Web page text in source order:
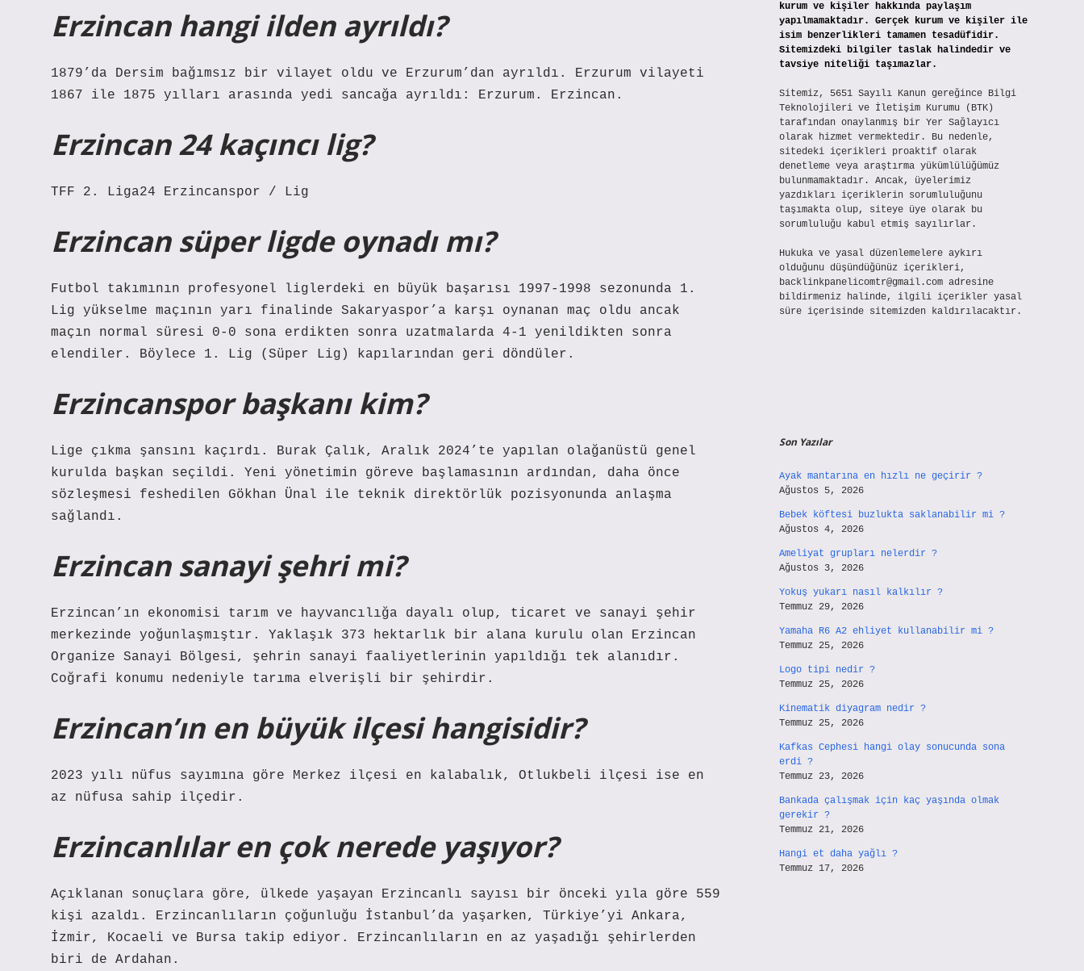
Erzincan hangi ilden ayrıldı?
1879’da Dersim bağımsız bir vilayet oldu ve Erzurum’dan ayrıldı. Erzurum vilayeti
1867 ile 1875 yılları arasında yedi sancağa ayrıldı: Erzurum. Erzincan.
Erzincan 24 kaçıncı lig?
TFF 2. Liga24 Erzincanspor / Lig
Erzincan süper ligde oynadı mı?
Futbol takımının profesyonel liglerdeki en büyük başarısı 1997-1998 sezonunda 1.
Lig yükselme maçının yarı finalinde Sakaryaspor’a karşı oynanan maç oldu ancak
maçın normal süresi 0-0 sona erdikten sonra uzatmalarda 4-1 yenildikten sonra
elendiler. Böylece 1. Lig (Süper Lig) kapılarından geri döndüler.
Erzincanspor başkanı kim?
Lige çıkma şansını kaçırdı. Burak Çalık, Aralık 2024’te yapılan olağanüstü genel
kurulda başkan seçildi. Yeni yönetimin göreve başlamasının ardından, daha önce
sözleşmesi feshedilen Gökhan Ünal ile teknik direktörlük pozisyonunda anlaşma
sağlandı.
Erzincan sanayi şehri mi?
Erzincan’ın ekonomisi tarım ve hayvancılığa dayalı olup, ticaret ve sanayi şehir
merkezinde yoğunlaşmıştır. Yaklaşık 373 hektarlık bir alana kurulu olan Erzincan
Organize Sanayi Bölgesi, şehrin sanayi faaliyetlerinin yapıldığı tek alanıdır.
Coğrafi konumu nedeniyle tarıma elverişli bir şehirdir.
Erzincan’ın en büyük ilçesi hangisidir?
2023 yılı nüfus sayımına göre Merkez ilçesi en kalabalık, Otlukbeli ilçesi ise en
az nüfusa sahip ilçedir.
Erzincanlılar en çok nerede yaşıyor?
Açıklanan sonuçlara göre, ülkede yaşayan Erzincanlı sayısı bir önceki yıla göre 559
kişi azaldı. Erzincanlıların çoğunluğu İstanbul’da yaşarken, Türkiye’yi Ankara,
İzmir, Kocaeli ve Bursa takip ediyor. Erzincanlıların en az yaşadığı şehirlerden
biri de Ardahan.
kurum ve kişiler hakkında paylaşım
yapılmamaktadır. Gerçek kurum ve kişiler ile
isim benzerlikleri tamamen tesadüfidir.
Sitemizdeki bilgiler taslak halindedir ve
tavsiye niteliği taşımazlar.
Sitemiz, 5651 Sayılı Kanun gereğince Bilgi
Teknolojileri ve İletişim Kurumu (BTK)
tarafından onaylanmış bir Yer Sağlayıcı
olarak hizmet vermektedir. Bu nedenle,
sitedeki içerikleri proaktif olarak
denetleme veya araştırma yükümlülüğümüz
bulunmamaktadır. Ancak, üyelerimiz
yazdıkları içeriklerin sorumluluğunu
taşımakta olup, siteye üye olarak bu
sorumluluğu kabul etmiş sayılırlar.
Hukuka ve yasal düzenlemelere aykırı
olduğunu düşündüğünüz içerikleri,
backlinkpanelicomtr@gmail.comadresine
bildirmeniz halinde, ilgili içerikler yasal
süre içerisinde sitemizden kaldırılacaktır.
Son Yazılar
Ayak mantarına en hızlı ne geçirir ?
Ağustos 5, 2026
Bebek köftesi buzlukta saklanabilir mi ?
Ağustos 4, 2026
Ameliyat grupları nelerdir ?
Ağustos 3, 2026
Yokuş yukarı nasıl kalkılır ?
Temmuz 29, 2026
Yamaha R6 A2 ehliyet kullanabilir mi ?
Temmuz 25, 2026
Logo tipi nedir ?
Temmuz 25, 2026
Kinematik diyagram nedir ?
Temmuz 25, 2026
Kafkas Cephesi hangi olay sonucunda sona
erdi ?
Temmuz 23, 2026
Bankada çalışmak için kaç yaşında olmak
gerekir ?
Temmuz 21, 2026
Hangi et daha yağlı ?
Temmuz 17, 2026